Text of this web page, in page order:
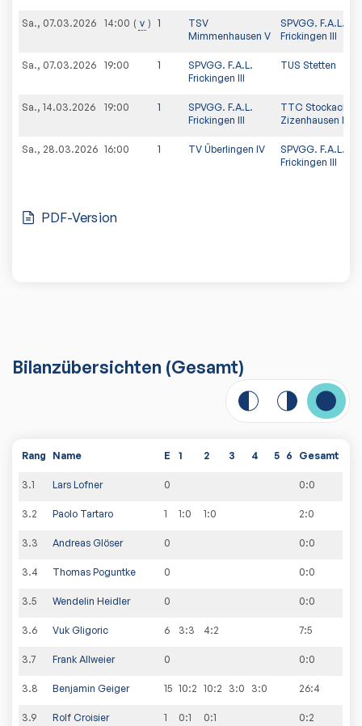
Sa., 07.03.2026 14:00 v 1
TSV
Mimmenhausen V
SPVGG. F.A.L.
Frickingen III
Sa., 07.03.2026 19:00 1
SPVGG. F.A.L.
Frickingen III
TUS Stetten
Sa., 14.03.2026 19:00 1
SPVGG. F.A.L.
Frickingen III
TTC Stockach-
Zizenhausen III
Sa., 28.03.2026 16:00 1 TV Überlingen IV
SPVGG. F.A.L.
Frickingen III
PDF-Version
Bilanzübersichten (Gesamt)
Rang Name E 1 2 3 4 5 6 Gesamt
3.1 Lars Lofner 0 0:0
3.2 Paolo Tartaro 1 1:0 1:0 2:0
3.3 Andreas Glöser 0 0:0
3.4 Thomas Poguntke 0 0:0
3.5 Wendelin Heidler 0 0:0
3.6 Vuk Gligoric 6 3:3 4:2 7:5
3.7 Frank Allweier 0 0:0
3.8 Benjamin Geiger 15 10:2 10:2 3:0 3:0 26:4
3.9 Rolf Croisier 1 0:1 0:1 0:2